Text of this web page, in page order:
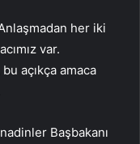
her iki
var.
açıkça amaca
Başbakanı